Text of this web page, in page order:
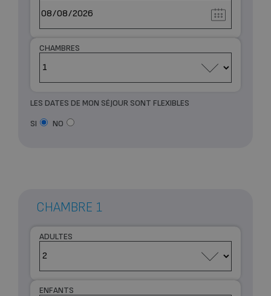
CHAMBRES
LES DATES DE MON SÉJOUR SONT FLEXIBLES
SI
NO
CHAMBRE 1
ADULTES
ENFANTS